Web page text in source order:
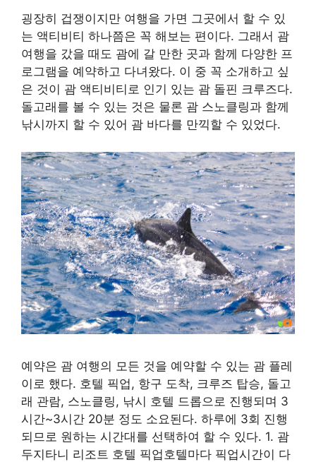
굉장히 겁쟁이지만 여행을 가면 그곳에서 할 수 있
는 액티비티 하나쯤은 꼭 해보는 편이다. 그래서 괌
여행을 갔을 때도 괌에 갈 만한 곳과 함께 다양한 프
로그램을 예약하고 다녀왔다. 이 중 꼭 소개하고 싶
은 것이 괌 액티비티로 인기 있는 괌 돌핀 크루즈다.
돌고래를 볼 수 있는 것은 물론 괌 스노클링과 함께
낚시까지 할 수 있어 괌 바다를 만끽할 수 있었다.
예약은 괌 여행의 모든 것을 예약할 수 있는 괌 플레
이로 했다. 호텔 픽업, 항구 도착, 크루즈 탑승, 돌고
래 관람, 스노클링, 낚시 호텔 드롭으로 진행되며 3
시간~3시간 20분 정도 소요된다. 하루에 3회 진행
되므로 원하는 시간대를 선택하여 할 수 있다. 1. 괌
두지타니 리조트 호텔 픽업호텔마다 픽업시간이 다